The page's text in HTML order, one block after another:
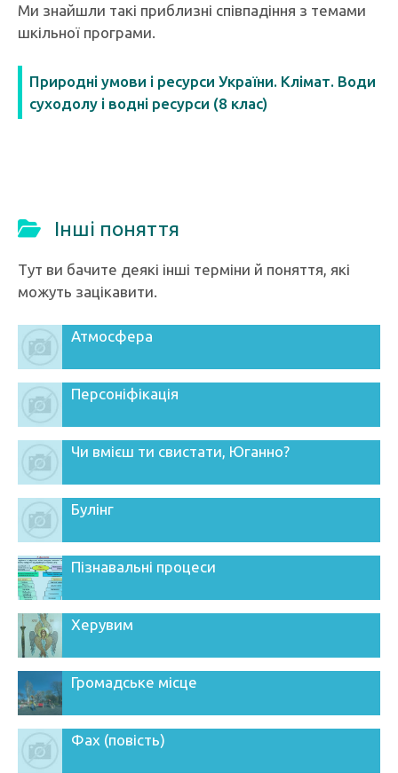
Ми знайшли такі приблизні співпадіння з темами
шкільної програми.
Природні умови і ресурси України. Клімат. Води
суходолу і водні ресурси (8 клас)
Інші поняття
Тут ви бачите деякі інші терміни й поняття, які
можуть зацікавити.
Атмосфера
Персоніфікація
Чи вмієш ти свистати, Юганно?
Булінг
Пізнавальні процеси
Херувим
Громадське місце
Фах (повість)